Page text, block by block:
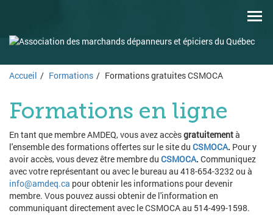
principal
principal
Accueil Formations Formations gratuites CSMOCA
Formations en ligne
En tant que membre AMDEQ, vous avez accèsgratuitementà
l'ensemble des formations offertes sur le site du CSMOCA. Pour y
avoir accès, vous devez être membre du CSMOCA. Communiquez
avec votre représentant ou avec le bureau au 418-654-3232 ou à
info@amdeq.ca pour obtenir les informations pour devenir
membre. Vous pouvez aussi obtenir de l'information en
communiquant directement avec le CSMOCA au 514-499-1598.